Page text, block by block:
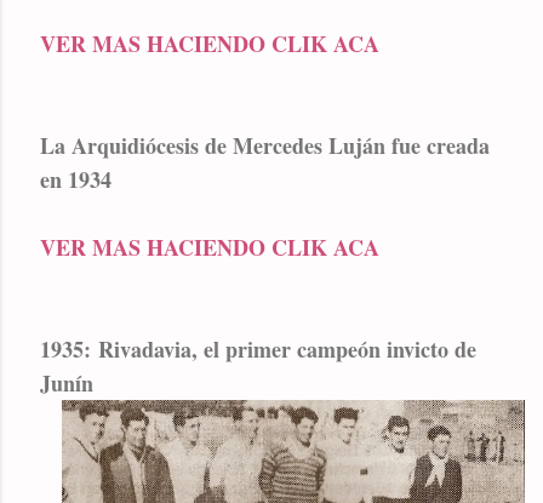
VER MAS HACIENDO CLIK ACA
La Arquidiócesis de Mercedes Luján fue creada
en 1934
VER MAS HACIENDO CLIK ACA
1935: Rivadavia, el primer campeón invicto de
Junín